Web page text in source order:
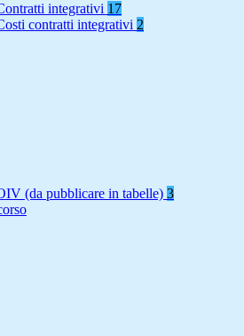
integrativi 17
contratti integrativi 2
(da pubblicare in tabelle) 3